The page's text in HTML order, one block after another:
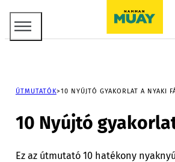
ÚTMUTATÓK 10 NYÚJTÓ GYAKORLAT A NYAKI
10 Nyújtó
Ez az útmutató 10 hatékony